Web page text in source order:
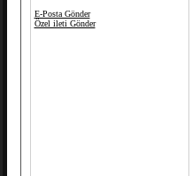
E-Posta Gönder
Özel ileti Gönder